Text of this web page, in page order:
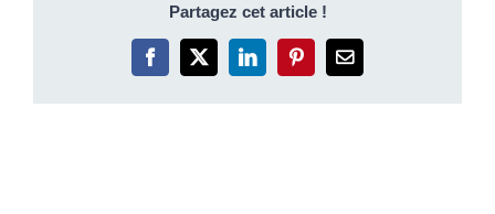
Partagez cet article !
Facebook
X LinkedInPinterestEmail